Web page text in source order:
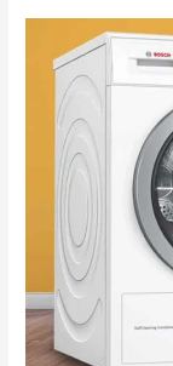
Sấy
Bosch
Chính
Hãng:
Chọn
Hoàn
Hảo
Cho